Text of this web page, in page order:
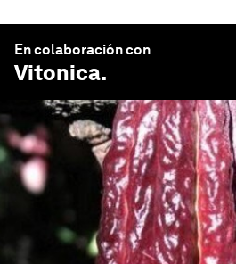
En colaboración con
Vitonica.